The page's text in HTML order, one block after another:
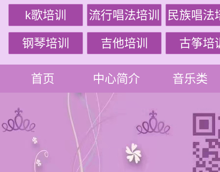
k歌培训 流行唱法培训 民族唱法
钢琴培训 吉他培训 古筝培
首页 中心简介 音乐类